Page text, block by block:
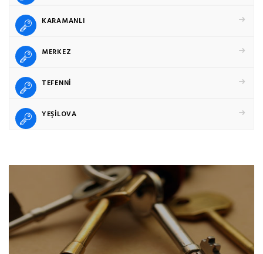
KARAMANLI
MERKEZ
TEFENNİ
YEŞİLOVA